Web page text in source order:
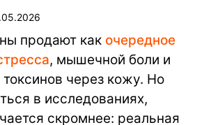
продают как очередное
, мышечной боли и
через кожу. Но
в исследованиях,
скромнее: реальная